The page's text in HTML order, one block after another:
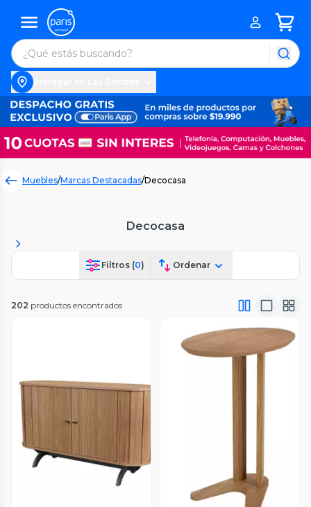
Muebles/Marcas Destacadas/Decocasa
Decocasa
Filtros (0) Ordenar
202 productos encontrados